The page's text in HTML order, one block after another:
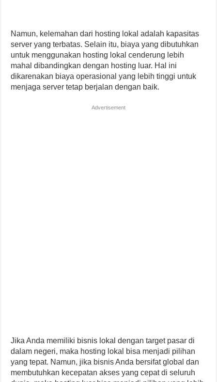
Namun, kelemahan dari hosting lokal adalah kapasitas
server yang terbatas. Selain itu, biaya yang dibutuhkan
untuk menggunakan hosting lokal cenderung lebih
mahal dibandingkan dengan hosting luar. Hal ini
dikarenakan biaya operasional yang lebih tinggi untuk
menjaga server tetap berjalan dengan baik.
Advertisement
Jika Anda memiliki bisnis lokal dengan target pasar di
dalam negeri, maka hosting lokal bisa menjadi pilihan
yang tepat. Namun, jika bisnis Anda bersifat global dan
membutuhkan kecepatan akses yang cepat di seluruh